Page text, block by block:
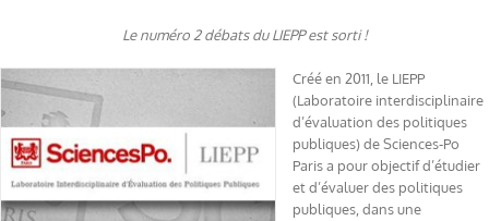
Le numéro 2 débats du LIEPP est sorti !
Créé en 2011, le LIEPP
(Laboratoire interdisciplinaire
d’évaluation des politiques
publiques) de Sciences-Po
Paris a pour objectif d’étudier
et d’évaluer des politiques
publiques, dans une